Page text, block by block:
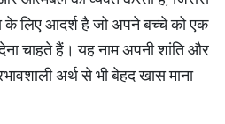
के लिए आदर्श है जो अपने बच्चे को एक
चाहते हैं। यह नाम अपनी शांति और
अर्थ से भी बेहद खास माना